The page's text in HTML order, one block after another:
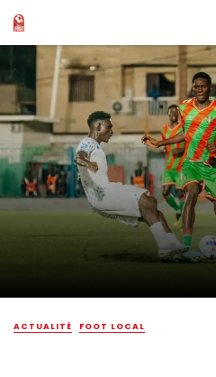
ACTUALITÉ FOOT LOCAL